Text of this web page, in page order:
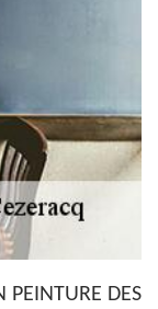
PEINTURE DES